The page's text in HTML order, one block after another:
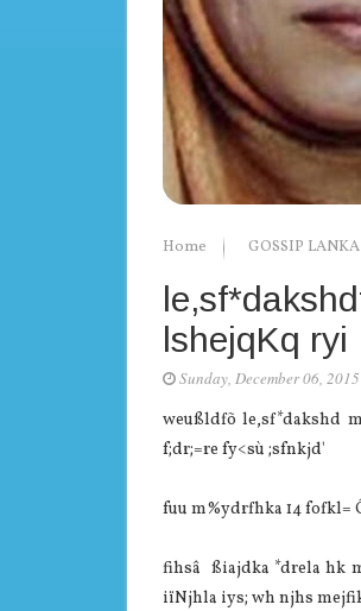
Home GOSSIP
lshejqKq ryi
Sunday, December 06, 2015
weußldfõ le,sf*dakshd
f;dr;=re fy<sù ;sfnkjd'
fuu m%ydrfhka 14 fofkl=
fihsâ ßiajdka *drela hk
iïNjhla iys; wh njhs